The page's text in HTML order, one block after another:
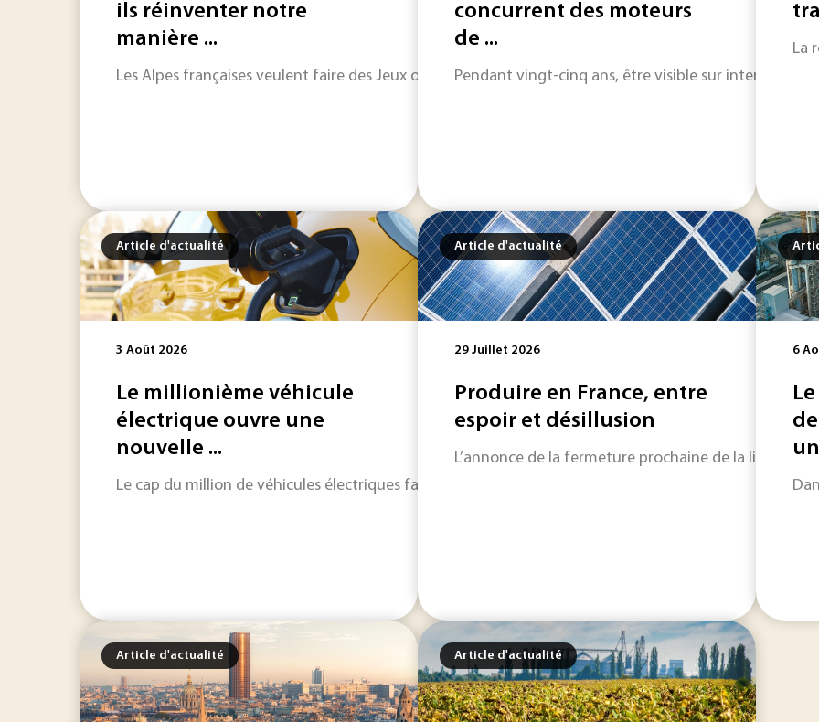
ils réinventer notre
manière ...
Les Alpes françaises veulent faire des Jeux olympiques et paralympiques d’hiver de 2030 un
concurrent des moteurs
de ...
Pendant vingt-cinq ans, être visible sur internet a
La
Article d'actualité
3 Août 2026
Le millionième véhicule
électrique ouvre une
nouvelle ...
Le cap du million de véhicules électriques fabriqués sur le territoire français consacre quinze années
Article d'actualité
29 Juillet 2026
Produire en France, entre
espoir et désillusion
L’annonce de la fermeture prochaine de la ligne
6
Article d'actualité Article d'actualité